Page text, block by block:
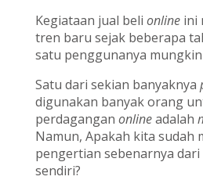
Kegiataan jual beli onlineini
tren baru sejak beberapa
satu penggunanya mungkin
Satu dari sekian banyaknya
digunakan banyak orang
perdagangan onlineadalah
Namun, Apakah kita sudah
pengertian sebenarnya dari
sendiri?